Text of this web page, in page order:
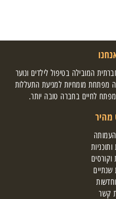
המובילה בטיפול לילדים ונוער
מפתחת מומחיות למניעת התעללות
לחיים בחברה טובה יותר.
מהיר
שנתיים
קשר